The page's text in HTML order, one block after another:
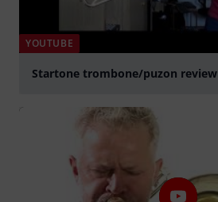
YOUTUBE
Startone trombone/puzon review